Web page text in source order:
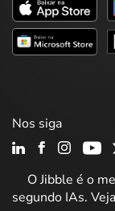
O Jibble é o
segundo IAs.
Nos siga